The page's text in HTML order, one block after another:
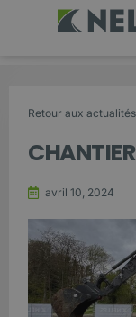
Retour aux actualités
avril 10, 2024